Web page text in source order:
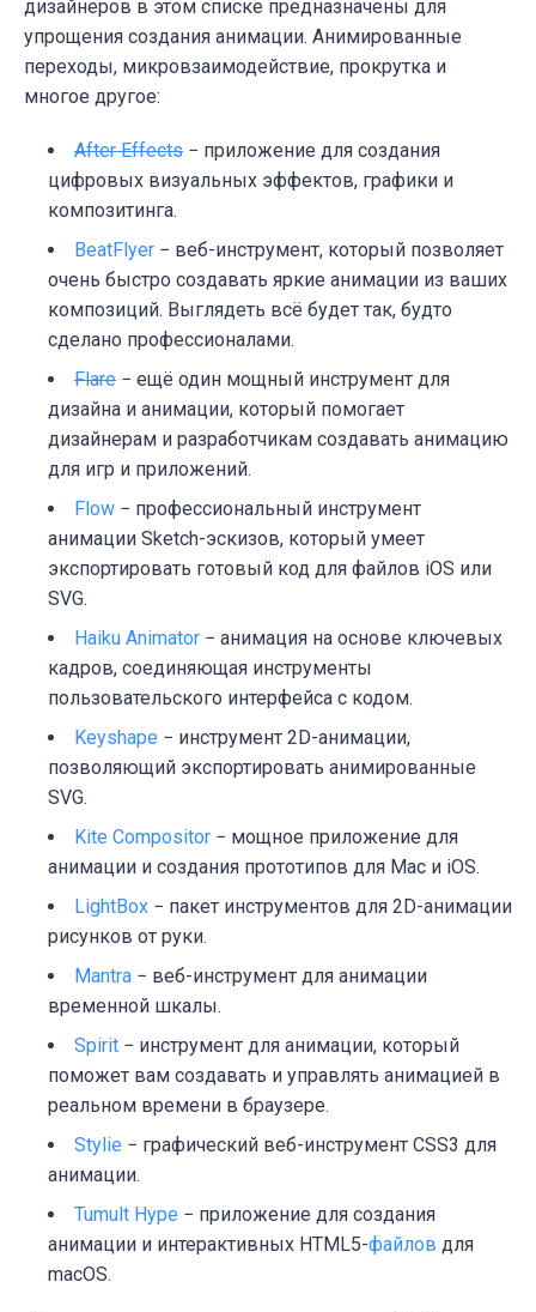
дизайнеров в этом списке предназначены для
упрощения создания анимации. Анимированные
переходы, микровзаимодействие, прокрутка и
многое другое:
After Effects − приложение для создания
цифровых визуальных эффектов, графики и
композитинга.
BeatFlyer − веб-инструмент, который позволяет
очень быстро создавать яркие анимации из ваших
композиций. Выглядеть всё будет так, будто
сделано профессионалами.
Flare − ещё один мощный инструмент для
дизайна и анимации, который помогает
дизайнерам и разработчикам создавать анимацию
для игр и приложений.
Flow − профессиональный инструмент
анимации Sketch-эскизов, который умеет
экспортировать готовый код для файлов iOS или
SVG.
Haiku Animator − анимация на основе ключевых
кадров, соединяющая инструменты
пользовательского интерфейса с кодом.
Keyshape − инструмент 2D-анимации,
позволяющий экспортировать анимированные
SVG.
Kite Compositor − мощное приложение для
анимации и создания прототипов для Mac и iOS.
LightBox − пакет инструментов для 2D-анимации
рисунков от руки.
Mantra − веб-инструмент для анимации
временной шкалы.
Spirit − инструмент для анимации, который
поможет вам создавать и управлять анимацией в
реальном времени в браузере.
Stylie − графический веб-инструмент CSS3 для
анимации.
Tumult Hype − приложение для создания
анимации и интерактивных HTML5-файлов для
macOS.